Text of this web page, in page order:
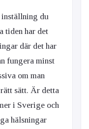
du
tiden har det
där det har
fungera minst
om man
sätt. Är detta
i Sverige och
hälsningar